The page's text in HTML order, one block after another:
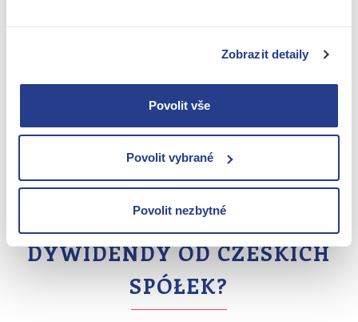
Zobrazit detaily
Povolit vše
Povolit vybrané
Povolit nezbytné
zarówno ogólnym zasadom opodatkowania
kryptowalut, jak i konkretnej perspektywie osoby
samozatrudnionej lub pracownika. Ponadto organy
podatkowe zaczęły dokładniej analizować
opodatkowanie kryptowalut- warto więc
JAK OPODATKOWAĆ
DYWIDENDY OD CZESKICH
SPÓŁEK?